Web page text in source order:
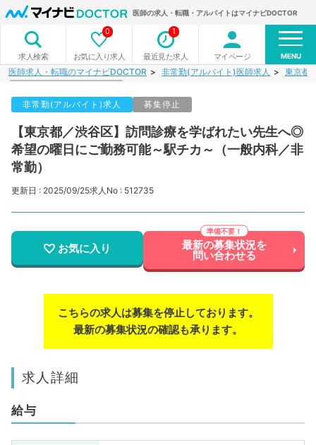
医師の求人・転職・アルバイトはマイナビDOCTOR
求人検索 お気に入り求人
0
最近見た求人
1
マイページ MENU
医師求人・転職のマイナビDOCTOR 非常勤(アルバイト)医師求人 東京都
非常勤(アルバイト)求人 募集停止
【東京都／渋谷区】訪問診療を学ばれたい先生へ◎
希望の曜日にご勤務可能～駅チカ～（一般内科／非
常勤）
更新日 : 2025/09/25求人No : 512735
お気に入り 最新の募集状況を
問い合わせる
こちらの求人は募集を停止しております。
最新の募集状況の確認も承ります。
求人詳細
給与